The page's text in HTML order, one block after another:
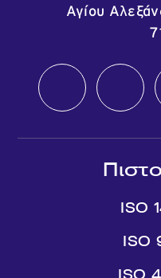
Αγίου
ISO
ISO